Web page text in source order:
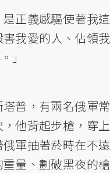
是正義感驅使著我這
我愛的人、佔領我
」
普，有兩名俄軍常
他背起步槍，穿上
軍抽著菸時在不遠
量、劃破黑夜的槍